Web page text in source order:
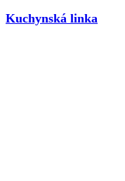
Kuchynská linka